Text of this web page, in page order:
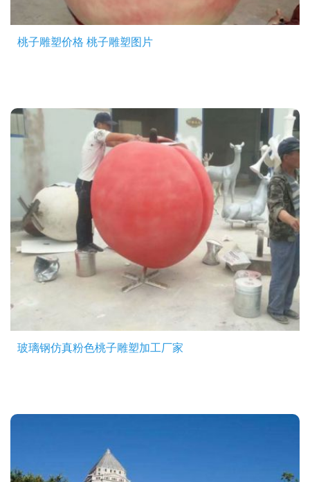
桃子雕塑价格 桃子雕塑图片
玻璃钢仿真粉色桃子雕塑加工厂家